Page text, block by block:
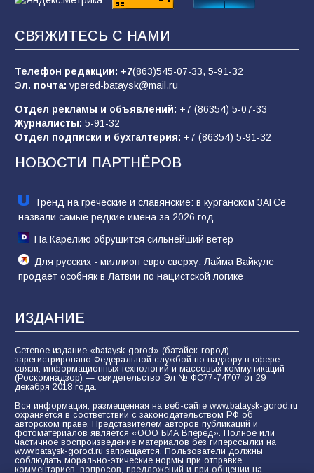
пропагандистский вброс
«Слухами Москву не возьмёшь»: почему
заявления Киева о мобилизации — это
отчаяние, а не разведка
80 02.08.2026
СВЯЖИТЕСЬ С НАМИ
Телефон редакции: +7(863)545-07-33, 5-91-32
Эл. почта: vpered-bataysk@mail.ru
Отдел рекламы и объявлений: +7 (86354) 5-07-33
Журналисты: 5-91-32
Отдел подписки и бухгалтерия: +7 (86354) 5-91-32
НОВОСТИ ПАРТНЁРОВ
Тренд на греческие и славянские: в курганском ЗАГСе
назвали самые редкие имена за 2026 год
На Карелию обрушится сильнейший ветер
Для русских - миллион евро сверху: Лайма Вайкуле
продает особняк в Латвии по нацистской логике
ИЗДАНИЕ
Сетевое издание «bataysk-gorod» (батайск-город)
зарегистрировано Федеральной службой по надзору в сфере
связи, информационных технологий и массовых коммуникаций
(Роскомнадзор) — свидетельство Эл № ФС77-74707 от 29
декабря 2018 года.
Вся информация, размещенная на веб-сайте www.bataysk-gorod.ru
охраняется в соответствии с законодательством РФ об
авторском праве. Представителем авторов публикаций и
фотоматериалов является «ООО БИА Вперёд». Полное или
частичное воспроизведение материалов без гиперссылки на
www.bataysk-gorod.ru запрещается. Пользователи должны
соблюдать морально-этические нормы при отправке
комментариев, вопросов, предложений и при общении на